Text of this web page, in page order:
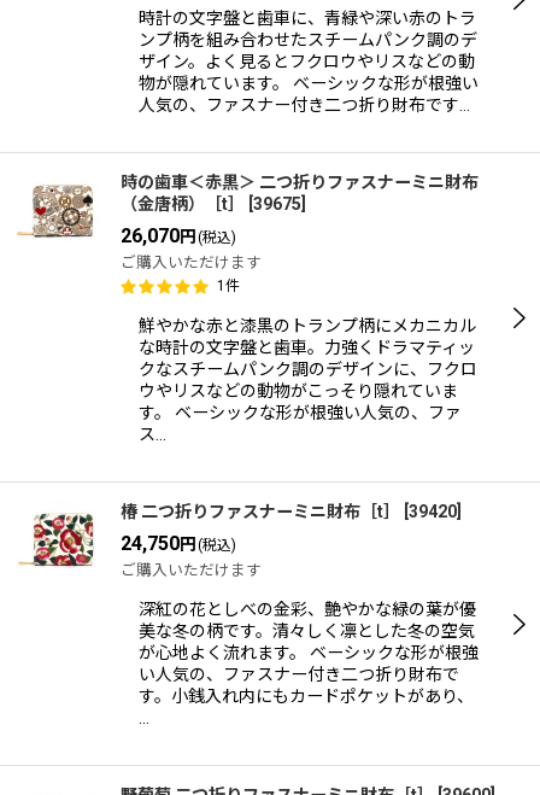
時計の文字盤と歯車に、青緑や深い赤のトラ
ンプ柄を組み合わせたスチームパンク調のデ
ザイン。よく見るとフクロウやリスなどの動
物が隠れています。 ベーシックな形が根強い
人気の、ファスナー付き二つ折り財布です…
時の歯車＜赤黒＞ 二つ折りファスナーミニ財布
（金唐柄）［t］
39675
26,070円 (税込)
ご購入いただけます
1 件
鮮やかな赤と漆黒のトランプ柄にメカニカル
な時計の文字盤と歯車。力強くドラマティッ
クなスチームパンク調のデザインに、フクロ
ウやリスなどの動物がこっそり隠れていま
す。 ベーシックな形が根強い人気の、ファ
ス…
椿 二つ折りファスナーミニ財布［t］ 39420
24,750円 (税込)
ご購入いただけます
深紅の花としべの金彩、艶やかな緑の葉が優
美な冬の柄です。清々しく凛とした冬の空気
が心地よく流れます。 ベーシックな形が根強
い人気の、ファスナー付き二つ折り財布で
す。小銭入れ内にもカードポケットがあり、